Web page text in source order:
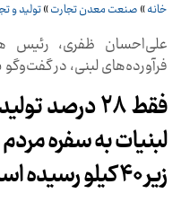
خانه» صنعت معدن تجارت»تولید و
علی‌احسان ظفری، رئیس
فرآورده‌های لبنی، در گفت‌وگو
فقط 28
لبنیات به سفره
زیر 40 کیلو رسیده است